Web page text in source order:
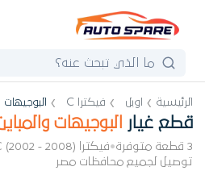
الرئيسية اوبل فيكترا C البوجيهات
قطع غيار البوجيهات
3 قطعة متوفرة •فيكترا C (2002 - 2008)
توصيل لجميع محافظات مصر